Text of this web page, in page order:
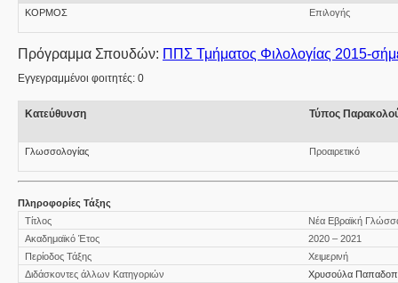
ΚΟΡΜΟΣ Επιλογής
Πρόγραμμα Σπουδών: ΠΠΣ Τμήματος Φιλολογίας 2015-
Εγγεγραμμένοι φοιτητές: 0
Κατεύθυνση Τύπος
Γλωσσολογίας Προαιρετικό
Πληροφορίες Τάξης
Τίτλος
Νέα Εβραϊκή
Ακαδημαϊκό Έτος
2020 – 2021
Περίοδος Τάξης
Χειμερινή
Διδάσκοντες άλλων Κατηγοριών
Χρυσούλα